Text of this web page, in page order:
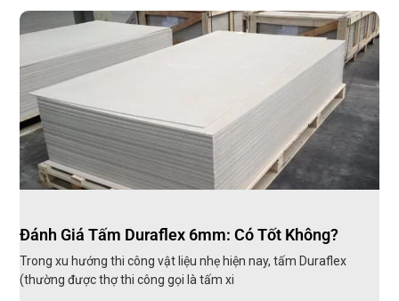
Đánh Giá Tấm Duraflex 6mm: Có Tốt Không?
Trong xu hướng thi công vật liệu nhẹ hiện nay, tấm Duraflex
(thường được thợ thi công gọi là tấm xi